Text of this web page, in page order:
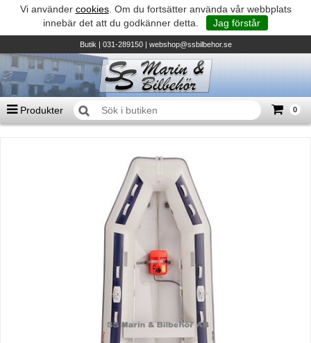
Vi använder cookies. Om du fortsätter använda vår webbplats
innebär det att du godkänner detta.
Jag förstår
Butik| 031-289150 | webshop@ssbilbehor.se
Produkter 0
TILL KASSAN
Biltillbehör och reservdelar - BDS
Suzuki - Utombordare
Suzumar - Gummibåtar
Honda - Utombordare
HonWave - Gummibåtar
Honda - Elverk & Pumpar
Tohatsu - Utombordare